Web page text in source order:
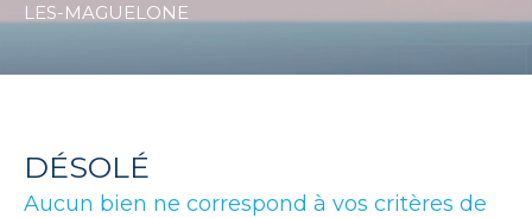
LES-MAGUELONE
DÉSOLÉ
Aucun bien ne correspond à vos critères de